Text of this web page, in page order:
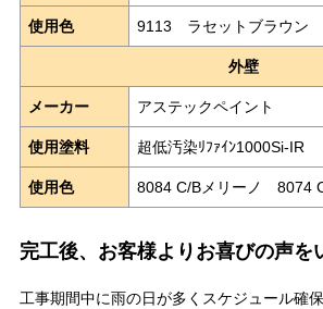
使用色 9113 ラセットブラウン
外壁
メーカー アステックペイント
使用塗料 超低汚染ﾘﾌｧｲﾝ1000Si-IR
使用色 8084 C/Bメリーノ 8074
完工後、お客様よりお喜びの声を
工事期間中に雨の日が多くスケジュール確